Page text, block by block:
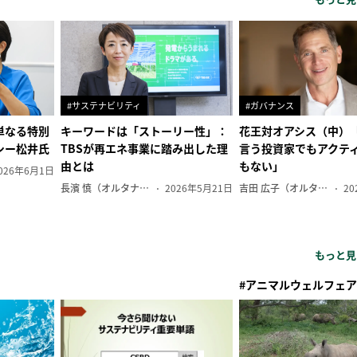
なる特別
ー松井氏
年6月1日
#サステナビリティ
キーワードは「ストーリー性」：
TBSが再エネ事業に踏み出した理
由とは
長濱 慎（オルタナ副編集長） 2026年5月21日
#ガバナンス
花王対オアシス（中）
言う投資家でもアクテ
もない」
吉田 広子（オルタナ輪番編集長）
もっと
#アニマルウェルフェア